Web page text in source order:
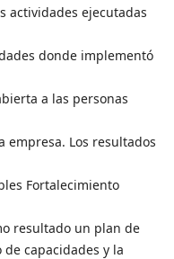
actividades ejecutadas
donde implementó
a las personas
empresa. Los resultados
Fortalecimiento
resultado un plan de
capacidades y la